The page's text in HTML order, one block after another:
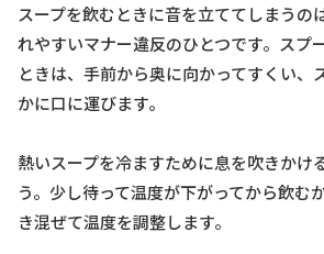
スープを飲むときに音を立ててしまうの
れやすいマナー違反のひとつです。スプ
ときは、手前から奥に向かってすくい、
かに口に運びます。
熱いスープを冷ますために息を吹きかけ
う。少し待って温度が下がってから飲む
き混ぜて温度を調整します。